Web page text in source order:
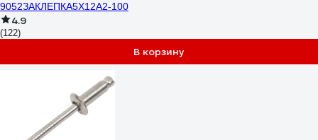
9052ЗАКЛЕПКА5Х12А2-100
4.9
(122)
В корзину